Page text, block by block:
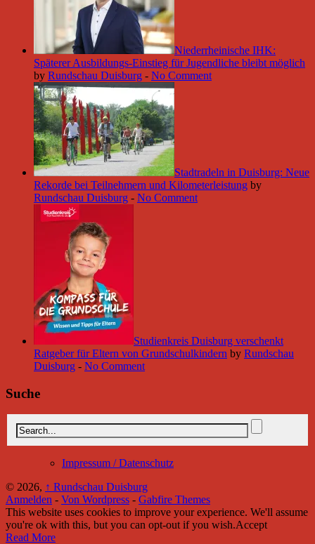
Niederrheinische IHK:
Späterer Ausbildungs-Einstieg für Jugendliche bleibt möglich
by Rundschau Duisburg - No Comment
Stadtradeln in Duisburg: Neue
Rekorde bei Teilnehmern und Kilometerleistung by
Rundschau Duisburg - No Comment
Studienkreis Duisburg verschenkt
Ratgeber für Eltern von Grundschulkindern by Rundschau
Duisburg - No Comment
Suche
Impressum / Datenschutz
© 2026, ↑ Rundschau Duisburg
Anmelden - Von Wordpress - Gabfire Themes
This website uses cookies to improve your experience. We'll assume
you're ok with this, but you can opt-out if you wish.Accept
Read More